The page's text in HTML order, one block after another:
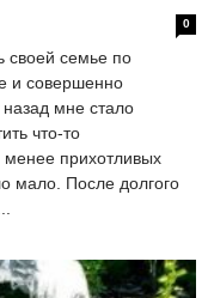
0
своей семье по
и совершенно
мне стало
что-то
прихотливых
мало. После долгого